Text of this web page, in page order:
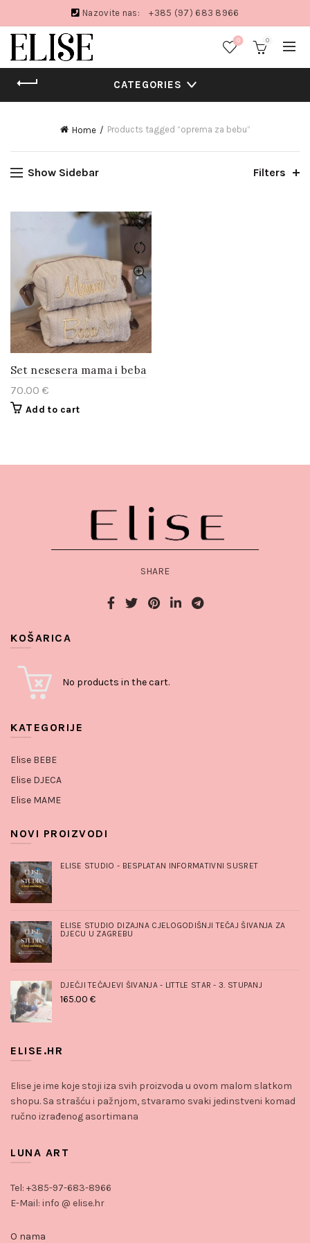
Nazovite nas: +385 (97) 683 8966
0 0
CATEGORIES
Home Products tagged “oprema za bebu”
Show Sidebar Filters
Set nesesera mama i beba
70.00 €
Add to cart
SHARE
KOŠARICA
No products in the cart.
KATEGORIJE
Elise BEBE
Elise DJECA
Elise MAME
NOVI PROIZVODI
ELISE STUDIO - BESPLATAN INFORMATIVNI SUSRET
ELISE STUDIO DIZAJNA CJELOGODIŠNJI TEČAJ ŠIVANJA ZA
DJECU U ZAGREBU
DJEČJI TEČAJEVI ŠIVANJA - LITTLE STAR - 3. STUPANJ
165.00 €
ELISE.HR
Elise je ime koje stoji iza svih proizvoda u ovom malom slatkom
shopu. Sa strašću i pažnjom, stvaramo svaki jedinstveni komad
ručno izrađenog asortimana
LUNA ART
Tel: +385-97-683-8966
E-Mail: info @ elise.hr
O nama